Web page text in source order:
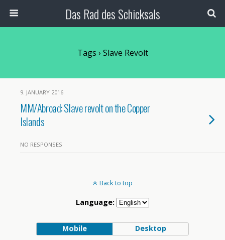
Das Rad des Schicksals
Tags › Slave Revolt
9. JANUARY 2016
MM/Abroad: Slave revolt on the Copper
Islands
NO RESPONSES
Back to top
Language:
Mobile Desktop